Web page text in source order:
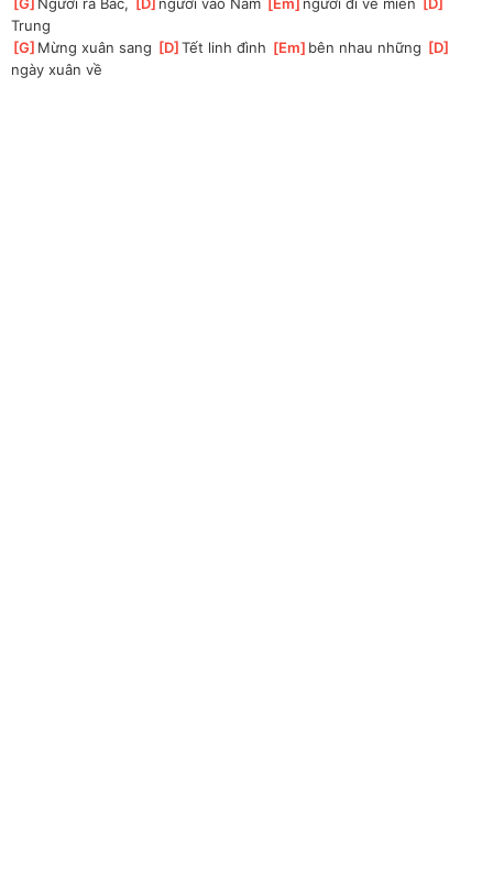
Trung
[G ]Mừng xuân sang [D ]
Tết linh đình [Em ]bên nhau những [D
ngày xuân về